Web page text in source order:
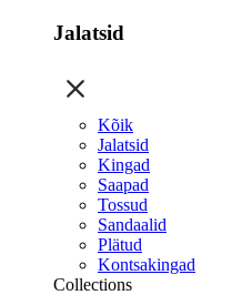
Jalatsid
Kõik
Jalatsid
Kingad
Saapad
Tossud
Sandaalid
Plätud
Kontsakingad
Collections